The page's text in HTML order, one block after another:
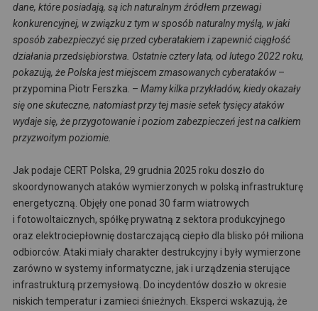
dane, które posiadają, są ich naturalnym źródłem przewagi
konkurencyjnej, w związku z tym w sposób naturalny myślą, w jaki
sposób zabezpieczyć się przed cyberatakiem i zapewnić ciągłość
działania przedsiębiorstwa. Ostatnie cztery lata, od lutego 2022 roku,
pokazują, że Polska jest miejscem zmasowanych cyberataków–
przypomina Piotr Ferszka. – Mamy kilka przykładów, kiedy okazały
się one skuteczne, natomiast przy tej masie setek tysięcy ataków
wydaje się, że przygotowanie i poziom zabezpieczeń jest na całkiem
przyzwoitym poziomie.
Jak podaje CERT Polska, 29 grudnia 2025 roku doszło do
skoordynowanych ataków wymierzonych w polską infrastrukturę
energetyczną. Objęły one ponad 30 farm wiatrowych
i fotowoltaicznych, spółkę prywatną z sektora produkcyjnego
oraz elektrociepłownię dostarczającą ciepło dla blisko pół miliona
odbiorców. Ataki miały charakter destrukcyjny i były wymierzone
zarówno w systemy informatyczne, jak i urządzenia sterujące
infrastrukturą przemysłową. Do incydentów doszło w okresie
niskich temperatur i zamieci śnieżnych. Eksperci wskazują, że